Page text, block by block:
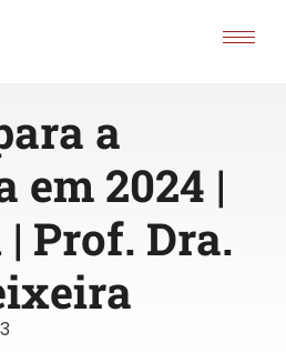
a
em 2024 |
Prof. Dra.